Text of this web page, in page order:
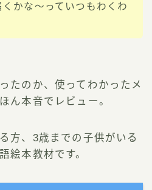
かな〜っていつもわくわ
たのか、使ってわかったメ
ん本音でレビュー。
方、3歳までの子供がいる
絵本教材です。